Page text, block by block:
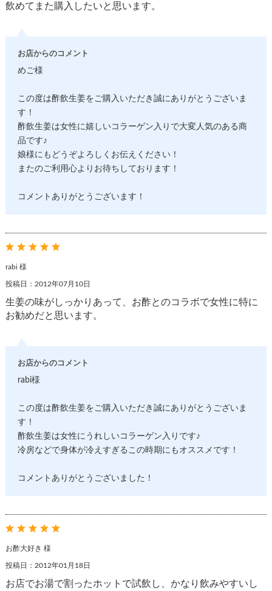
飲めてまた購入したいと思います。
お店からのコメント
めご様
この度は酢飲生姜をご購入いただき誠にありがとうございま
す！
酢飲生姜は女性に嬉しいコラーゲン入りで大変人気のある商
品です♪
娘様にもどうぞよろしくお伝えください！
またのご利用心よりお待ちしております！
コメントありがとうございます！
rabi 様
投稿日：2012年07月10日
生姜の味がしっかりあって、お酢とのコラボで女性に特に
お勧めだと思います。
お店からのコメント
rabi様
この度は酢飲生姜をご購入いただき誠にありがとうございま
す！
酢飲生姜は女性にうれしいコラーゲン入りです♪
冷房などで身体が冷えすぎるこの時期にもオススメです！
コメントありがとうございました！
お酢大好き 様
投稿日：2012年01月18日
お店でお湯で割ったホットで試飲し、かなり飲みやすいし